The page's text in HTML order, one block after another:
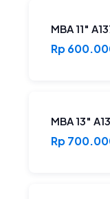
MBA 11″
Rp
MBA 13″
Rp